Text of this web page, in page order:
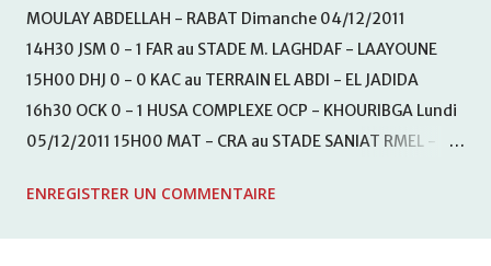
MOULAY ABDELLAH - RABAT Dimanche 04/12/2011
14H30 JSM 0 - 1 FAR au STADE M. LAGHDAF - LAAYOUNE
15H00 DHJ 0 - 0 KAC au TERRAIN EL ABDI - EL JADIDA
16h30 OCK 0 - 1 HUSA COMPLEXE OCP - KHOURIBGA Lundi
05/12/2011 15H00 MAT - CRA au STADE SANIAT RMEL -
KHEMISET Mardi 06/12/2011 15H00 WAF - OCS au
ENREGISTRER UN COMMENTAIRE